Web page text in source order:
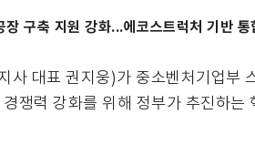
구축 지원 강화...에코스트럭처 기반
사 대표 권지웅)가 중소벤처기업부
쟁력 강화를 위해 정부가 추진하